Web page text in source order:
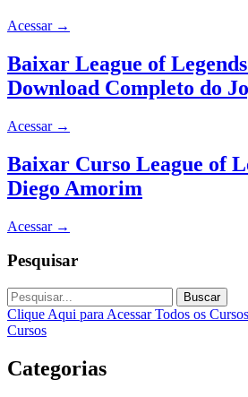
Acessar →
Baixar League of
Download Completo do
Acessar →
Baixar Curso League of
Diego Amorim
Acessar →
Pesquisar
Buscar
Clique Aqui para Acessar Todos os Cursos
Cursos
Categorias